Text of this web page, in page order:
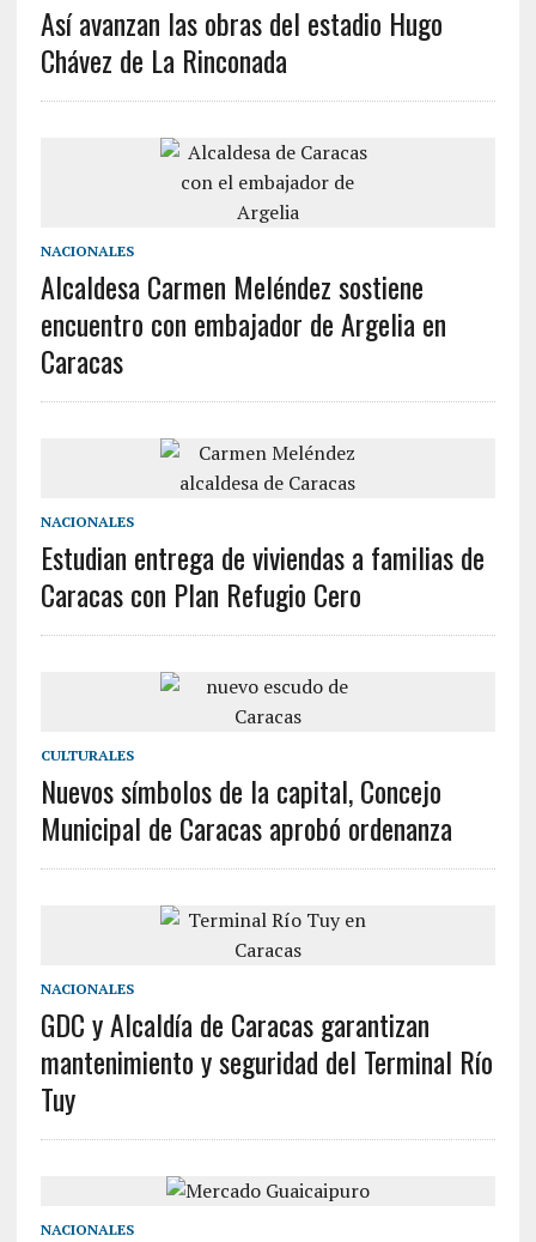
Así avanzan las obras del estadio Hugo
Chávez de La Rinconada
NACIONALES
Alcaldesa Carmen Meléndez sostiene
encuentro con embajador de Argelia en
Caracas
NACIONALES
Estudian entrega de viviendas a familias de
Caracas con Plan Refugio Cero
CULTURALES
Nuevos símbolos de la capital, Concejo
Municipal de Caracas aprobó ordenanza
NACIONALES
GDC y Alcaldía de Caracas garantizan
mantenimiento y seguridad del Terminal Río
Tuy
NACIONALES